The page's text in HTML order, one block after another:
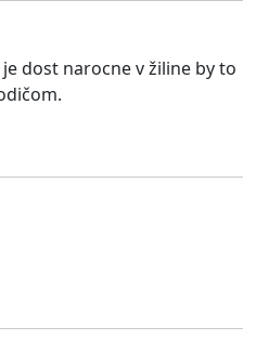
dost narocne v žiline by to